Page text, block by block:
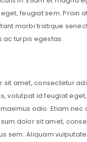
feugiat sem. Proin
morbi tristique
turpis egestas.
sit amet, consectetur
volutpat id feugiat
odio. Etiam nec
dolor sit amet,
sem. Aliquam